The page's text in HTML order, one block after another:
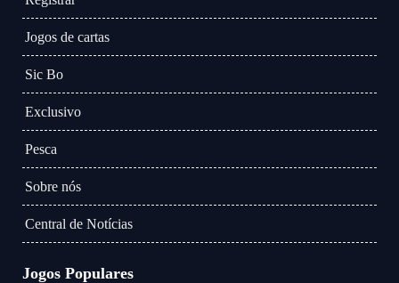
Jogos de cartas
Sic Bo
Exclusivo
Pesca
Sobre nós
Central de Notícias
Jogos Populares